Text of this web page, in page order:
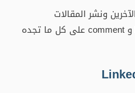
ونشر المقالات
والمشاركة من خلال like و comment على كل ما تجده